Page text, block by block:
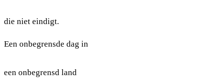
die niet eindigt.
Een onbegrensde dag in
een onbegrensd land